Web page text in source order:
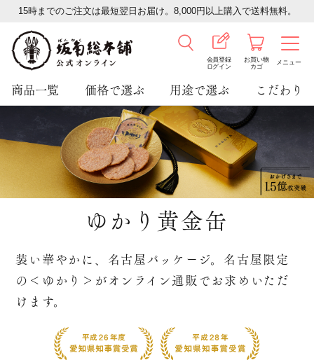
15時までのご注文は最短翌日お届け。8,000円以上購入で送料無料。
会員登録
ログイン
お買い物
カゴ
メニュー
商品一覧 価格で選ぶ 用途で選ぶ こだわり
ゆかり黄金缶
装い華やかに、名古屋パッケージ。名古屋限定
の＜ゆかり＞がオンライン通販でお求めいただ
けます。